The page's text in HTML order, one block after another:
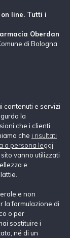
line. Tutti i
Oberdan
di Bologna
contenuti e servizi
la
che i clienti
che i risultati
a persona leggi
sito vanno utilizzati
e
e non
la formulazione di
o per
sostituire i
né di un